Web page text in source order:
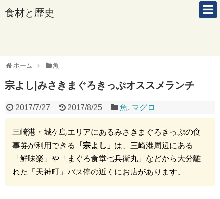
食材と歴史
ホーム 魚
宗よし|みさきまぐろきっぷオススメランチ
2017/7/27 2017/8/25 魚, マグロ
三崎港・城ケ島エリアにあるみさきまぐろきっぷの食
事券が利用できる
「宗よし」 は、三崎港周辺にある
「鮮味楽」や「まぐろ食堂七兵衛丸」などから大分離
れた「天神町」バス停の近くにお店があります。